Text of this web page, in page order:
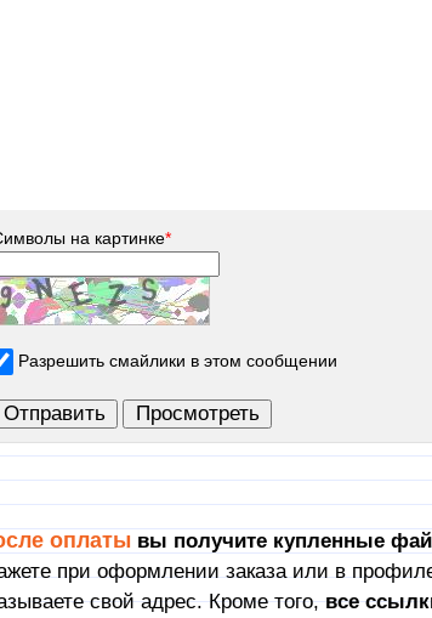
на картинке*
Разрешить смайлики в этом сообщении
оплаты вы получите купленные
при оформлении заказа или в
свой адрес. Кроме того,все